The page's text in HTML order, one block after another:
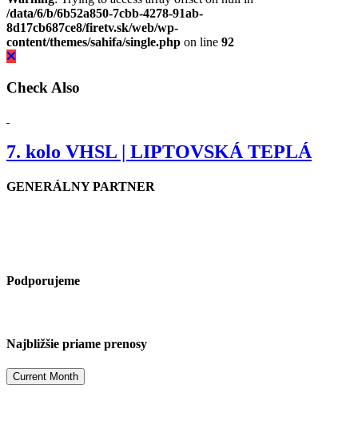
/data/6/b/6b52a850-7cbb-4278-91ab-
8d17cb687ce8/firetv.sk/web/wp-
content/themes/sahifa/single.php on line 92
Check Also
7. kolo VHSL | LIPTOVSKÁ TEPLÁ
GENERÁLNY PARTNER
Podporujeme
Najbližšie priame prenosy
Current Month